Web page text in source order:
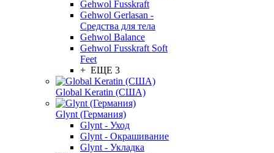
Gehwol Fusskraft
Gehwol Gerlasan -
Средства для тела
Gehwol Balance
Gehwol Fusskraft Soft
Feet
+ ЕЩЕ 3
Global Keratin (США)
Glynt (Германия)
Glynt - Уход
Glynt - Окрашивание
Glynt - Укладка